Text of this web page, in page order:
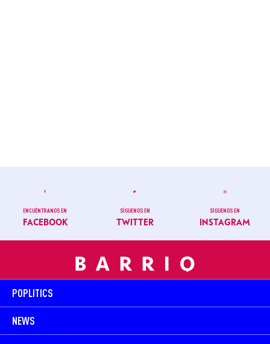
ENCUÉNTRANOS EN
FACEBOOK
SÍGUENOS EN
TWITTER
SÍGUENOS EN
INSTAGRAM
POPLITICS
NEWS